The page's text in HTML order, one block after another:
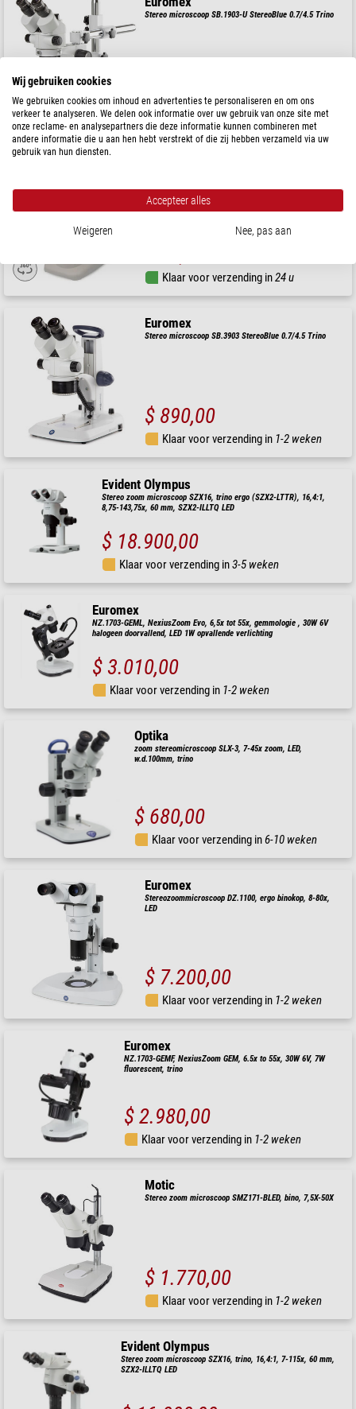
Stereo microscoop SB.1903-U StereoBlue 0.7/4.5 Trino
$ 1.040,00
Klaar voor verzending in 1-2 weken
Klaar voor verzending in24 u
Euromex
Stereo microscoop SB.3903 StereoBlue 0.7/4.5 Trino
$ 890,00
Klaar voor verzending in 1-2 weken
Evident Olympus
Stereo zoom microscoop SZX16, trino ergo (SZX2-LTTR), 16,4:1,
8,75-143,75x, 60 mm, SZX2-ILLTQ LED
$ 18.900,00
Klaar voor verzending in3-5 weken
Euromex
NZ.1703-GEML, NexiusZoom Evo, 6,5x tot 55x, gemmologie , 30W 6V
halogeen doorvallend, LED 1W opvallende verlichting
$ 3.010,00
Klaar voor verzending in 1-2 weken
Optika
zoom stereomicroscoop SLX-3, 7-45x zoom, LED,
w.d.100mm, trino
$ 680,00
Klaar voor verzending in6-10 weken
Euromex
Stereozoommicroscoop DZ.1100, ergo binokop, 8-80x,
LED
$ 7.200,00
Klaar voor verzending in 1-2 weken
Euromex
NZ.1703-GEMF, NexiusZoom GEM, 6.5x to 55x, 30W 6V, 7W
fluorescent, trino
$ 2.980,00
Klaar voor verzending in 1-2 weken
Motic
Stereo zoom microscoop SMZ171-BLED, bino, 7,5X-50X
$ 1.770,00
Klaar voor verzending in 1-2 weken
Evident Olympus
Stereo zoom microscoop SZX16, trino, 16,4:1, 7-115x, 60 mm,
SZX2-ILLTQ LED
Wij gebruiken cookies
We gebruiken cookies om inhoud en advertenties te personaliseren en om ons
verkeer te analyseren. We delen ook informatie over uw gebruik van onze site met
onze reclame- en analysepartners die deze informatie kunnen combineren met
andere informatie die u aan hen hebt verstrekt of die zij hebben verzameld via uw
gebruik van hun diensten.
Accepteer alles
Weigeren Nee, pas aan